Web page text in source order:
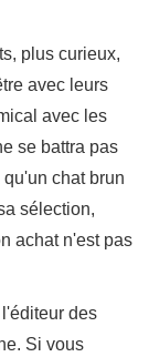
plus curieux,
avec leurs
avec les
se battra pas
chat brun
sélection,
achat n'est pas
des
Si vous